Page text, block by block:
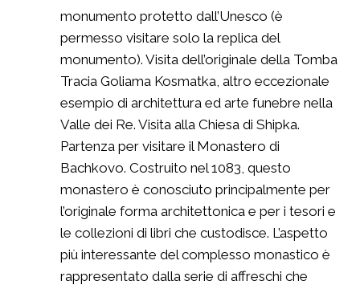
monumento protetto dall’Unesco (è
permesso visitare solo la replica del
monumento). Visita dell’originale della Tomba
Tracia Goliama Kosmatka, altro eccezionale
esempio di architettura ed arte funebre nella
Valle dei Re. Visita alla Chiesa di Shipka.
Partenza per visitare il Monastero di
Bachkovo. Costruito nel 1083, questo
monastero è conosciuto principalmente per
l’originale forma architettonica e per i tesori e
le collezioni di libri che custodisce. L’aspetto
più interessante del complesso monastico è
rappresentato dalla serie di affreschi che